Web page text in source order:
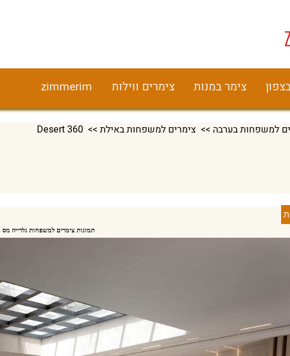
צימר במנות צימרים ווילות zimmerim
למשפחות בערבה >> צימרים למשפחות באילת >> Desert 360‏